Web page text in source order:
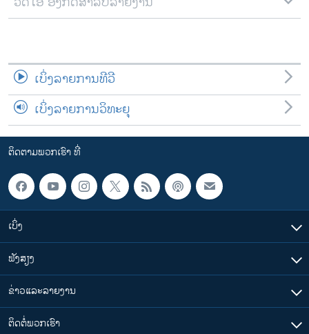
ເບິ່ງລາຍການທີວີ
ເບິ່ງລາຍການວິທະຍຸ
ຕິດຕາມພວກເຮົາ ທີ່
ເບິ່ງ
ຟັງສຽງ
ຂ່າວແລະລາຍງານ
ຕິດຕໍ່ພວກເຮົາ